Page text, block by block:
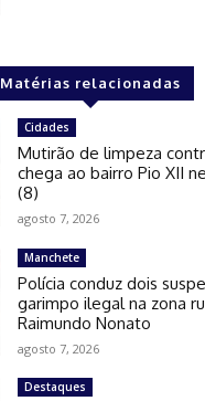
Matérias relacionadas
Cidades
Mutirão de limpeza
chega ao bairro Pio XII
(8)
agosto 7, 2026
Manchete
Polícia conduz dois
garimpo ilegal na zona
Raimundo Nonato
agosto 7, 2026
Destaques